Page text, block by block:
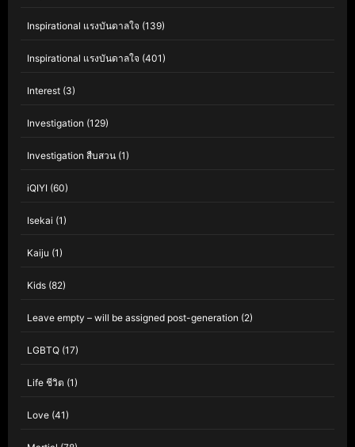
Inspirational แรงบันดาลใจ (139)
Inspirational แรงบันดาลใจ (401)
Interest (3)
Investigation (129)
Investigation สืบสวน (1)
iQIYI (60)
Isekai (1)
Kaiju (1)
Kids (82)
Leave empty – will be assigned post-generation (2)
LGBTQ (17)
Life ชีวิต (1)
Love (41)